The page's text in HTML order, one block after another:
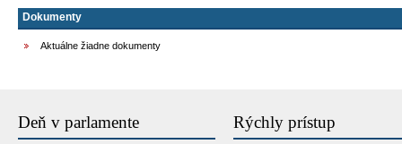
Dokumenty
Aktuálne žiadne dokumenty
Deň v parlamente Rýchly prístup